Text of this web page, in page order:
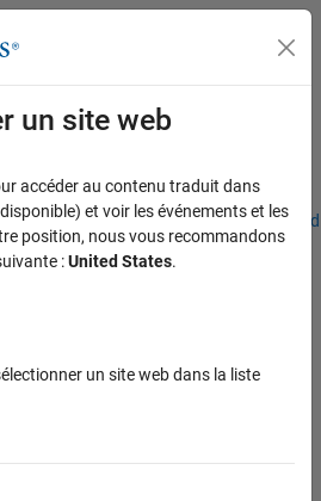
Adresses de nos bureaux
l'affichage du menu
(EDG)
un site web
accéder au contenu traduit dans
et voir les événements et les
position, nous vous recommandons
:United States.
un site web dans la liste